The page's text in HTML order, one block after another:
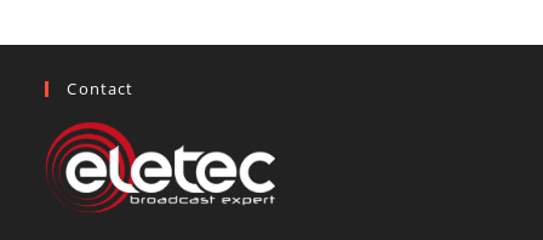
Contact